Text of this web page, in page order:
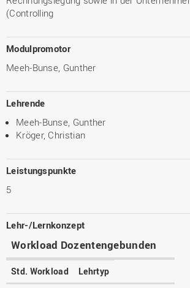
(Controlling
Modulpromotor
Meeh-Bunse, Gunther
Lehrende
Meeh-Bunse, Gunther
Kröger, Christian
Leistungspunkte
5
Lehr-/Lernkonzept
Workload Dozentengebunden
Std. Workload Lehrtyp